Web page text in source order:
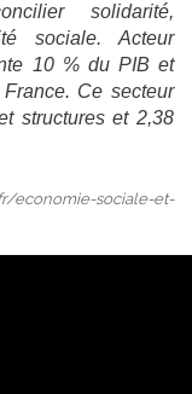
solidarité,
sociale. Acteur
10 % du PIB et
Ce secteur
structures et 2,38
economie-sociale-et-